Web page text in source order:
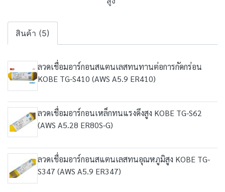
สินค้า (5)
ลวดเชื่อมอาร์กอนสแตนเลสทนทานต่อการกัดกร่อน
KOBE TG-S410 (AWS A5.9 ER410)
ลวดเชื่อมอาร์กอนเหล็กทนแรงดึงสูง KOBE TG-S62
(AWS A5.28 ER80S-G)
ลวดเชื่อมอาร์กอนสแตนเลสทนอุณหภูมิสูง KOBE TG-
S347 (AWS A5.9 ER347)